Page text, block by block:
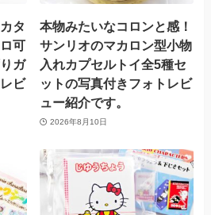
タ
可
ガ
ビ
本物みたいなコロンと感！
サンリオのマカロン型小物
入れカプセルトイ全5種セ
ットの写真付きフォトレビ
ュー紹介です。
2026年8月10日